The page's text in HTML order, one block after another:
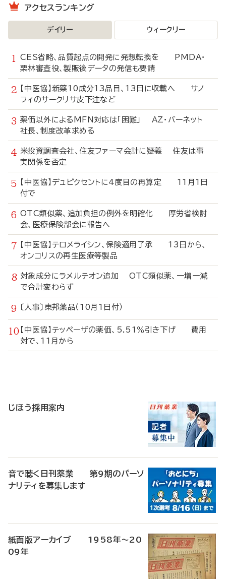
アクセスランキング
デイリー ウィークリー
CES省略、品質起点の開発に発想転換を PMDA・
栗林審査役、製販後データの発信も要請
【中医協】新薬10成分13品目、13日に収載へ サノ
フィのサークリサ皮下注など
薬価以外によるMFN対応は「困難」 AZ・バーネット
社長、制度改革求める
米投資調査会社、住友ファーマ会計に疑義 住友は事
実関係を否定
【中医協】デュピクセントに4度目の再算定 11月1日
付で
OTC類似薬、追加負担の例外を明確化 厚労省検討
会、医療保険部会に報告へ
【中医協】テロメライシン、保険適用了承 13日から、
オンコリスの再生医療等製品
対象成分にラメルテオン追加 OTC類似薬、一増一減
で合計変わらず
〔人事〕東邦薬品（10月1日付）
【中医協】テッペーザの薬価、5.51％引き下げ 費用
対で、11月から
じほう採用案内
音で聴く日刊薬業 第9期のパーソ
ナリティを募集します
紙面版アーカイブ 1958年～20
09年